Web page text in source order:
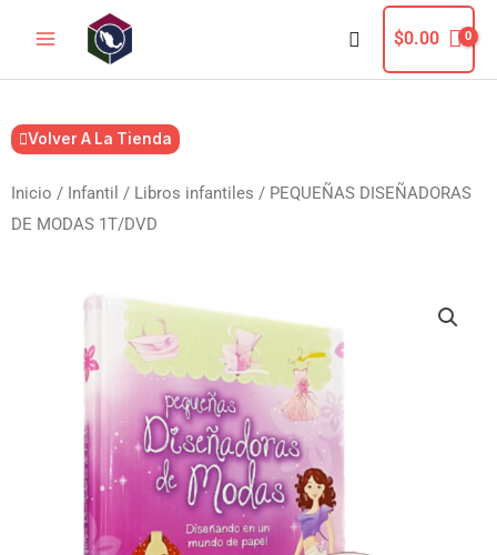
contenido
Buscar
$0.00
Volver A La Tienda
Inicio / Infantil / Libros infantiles / PEQUEÑAS DISEÑADORAS
DE MODAS 1T/DVD